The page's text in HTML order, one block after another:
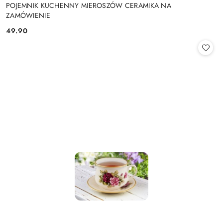
POJEMNIK KUCHENNY MIEROSZÓW CERAMIKA NA
ZAMÓWIENIE
Cena:
49.90